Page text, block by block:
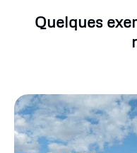
Quelques